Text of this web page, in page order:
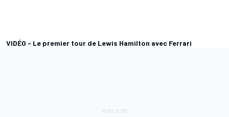
VIDÉO - Le premier tour de Lewis Hamilton avec Ferrari